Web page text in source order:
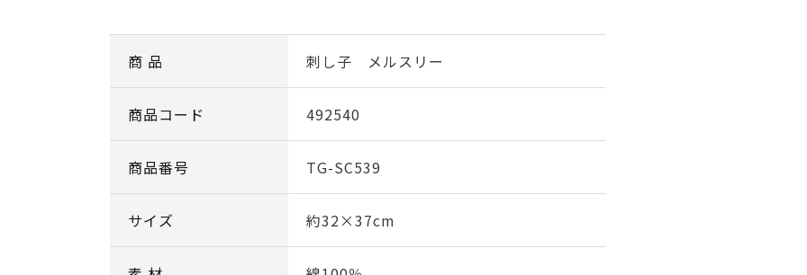
商 品 刺し子 メルスリー
商品コード 492540
商品番号 TG-SC539
サイズ 約32×37cm